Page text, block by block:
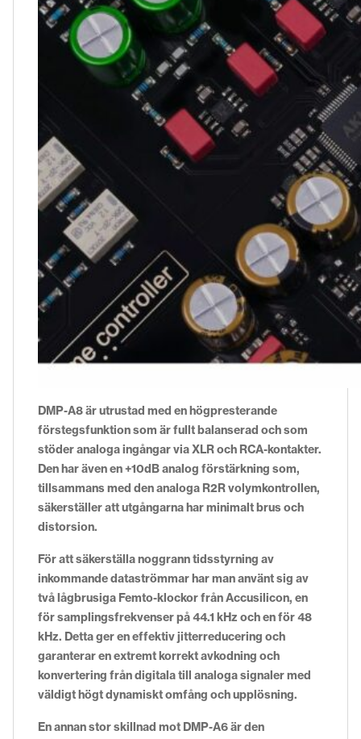
DMP-A8 är utrustad med en högpresterande
förstegsfunktion som är fullt balanserad och som
stöder analoga ingångar via XLR och RCA-kontakter.
Den har även en +10dB analog förstärkning som,
tillsammans med den analoga R2R volymkontrollen,
säkerställer att utgångarna har minimalt brus och
distorsion.
För att säkerställa noggrann tidsstyrning av
inkommande dataströmmar har man använt sig av
två lågbrusiga Femto-klockor från Accusilicon, en
för samplingsfrekvenser på 44.1 kHz och en för 48
kHz. Detta ger en effektiv jitterreducering och
garanterar en extremt korrekt avkodning och
konvertering från digitala till analoga signaler med
väldigt högt dynamiskt omfång och upplösning.
En annan stor skillnad mot DMP-A6 är den